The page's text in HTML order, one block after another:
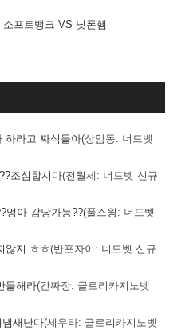
프트뱅크 VS 닛폰햄
하라고 짜식들아(상암동: 너드벳
조심합시다(전월세: 너드벳 신규
엉아 감당가능??(풀스윙: 너드벳
않지 ㅎㅎ(반포자이: 너드벳 신규
들해라(간짜장: 글로리카지노벳
냄새난다(세우타: 글로리카지노벳